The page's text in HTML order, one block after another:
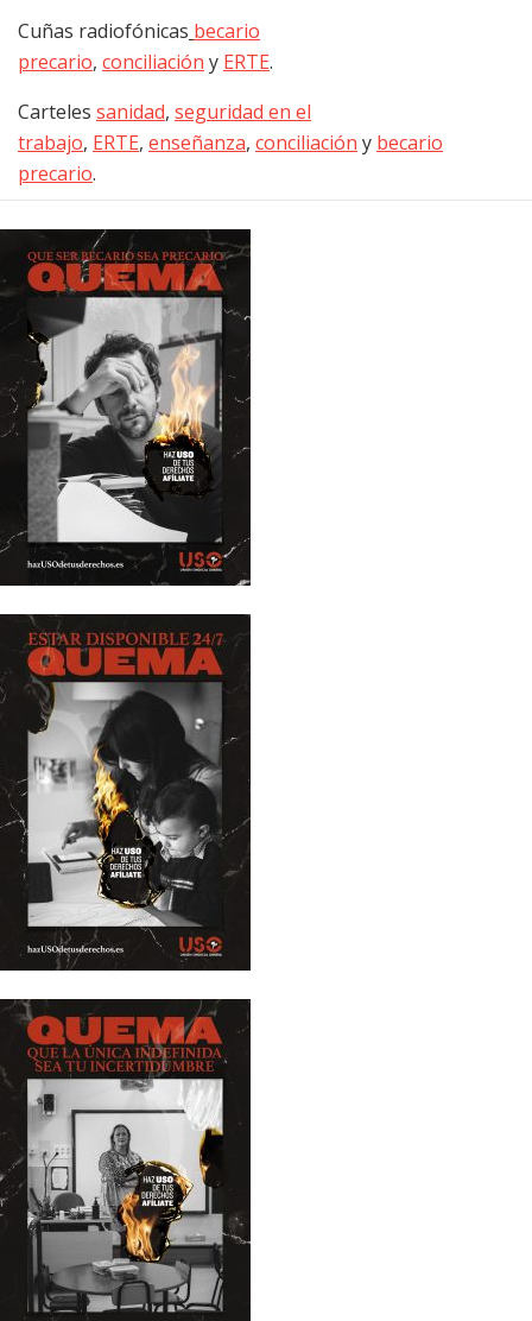
Cuñas radiofónicas becario
precario, conciliación y ERTE.
Carteles sanidad, seguridad en el
trabajo, ERTE, enseñanza, conciliación y becario
precario.